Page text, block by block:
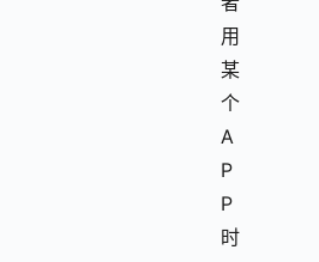
用
某
个
A
P
P
时